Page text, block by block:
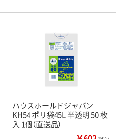
ハウスホールドジャパン
KH54 ポリ袋45L 半透明 50 枚
入 1個（直送品）